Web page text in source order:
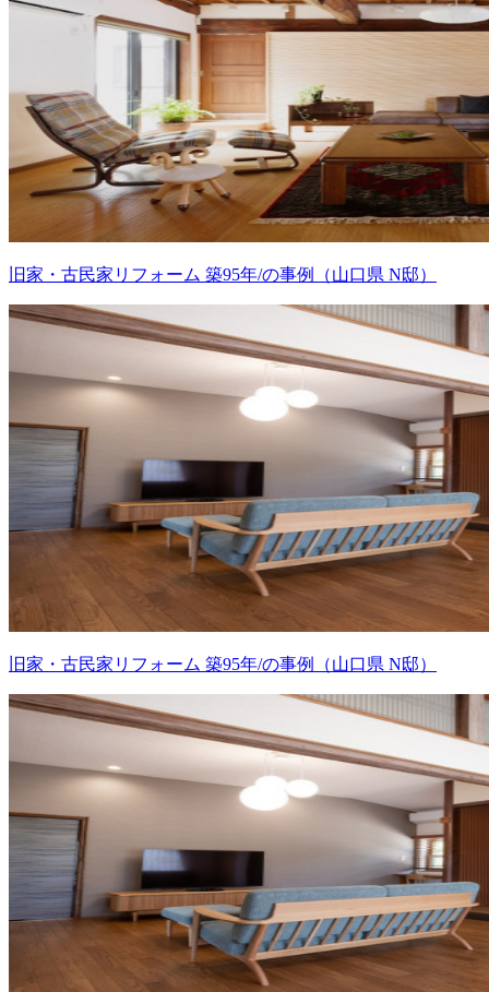
旧家・古民家リフォーム 築95年/の事例（山口県 N邸）
旧家・古民家リフォーム 築95年/の事例（山口県 N邸）